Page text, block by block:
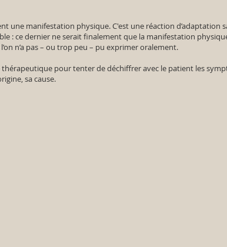
manifestation physique. C'est une réaction d’adaptation
: ce dernier ne serait finalement que la manifestation
n’a pas – ou trop peu – pu exprimer oralement.
pour tenter de déchiffrer avec le patient les
sa cause.